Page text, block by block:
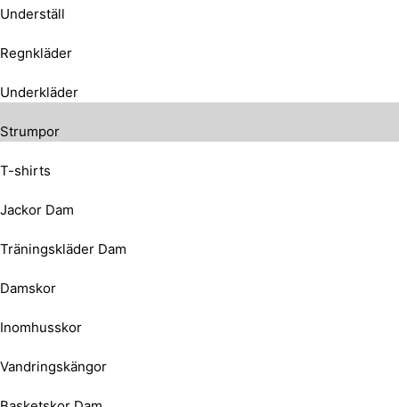
Underställ
Regnkläder
Underkläder
Strumpor
T-shirts
Jackor Dam
Träningskläder Dam
Damskor
Inomhusskor
Vandringskängor